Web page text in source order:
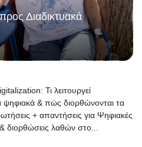
Διαδικτυακά
Τι λειτουργεί
ψηφιακά & πώς διορθώνονται τα
+ απαντήσεις για Ψηφιακές
διορθώσεις λαθών στο...